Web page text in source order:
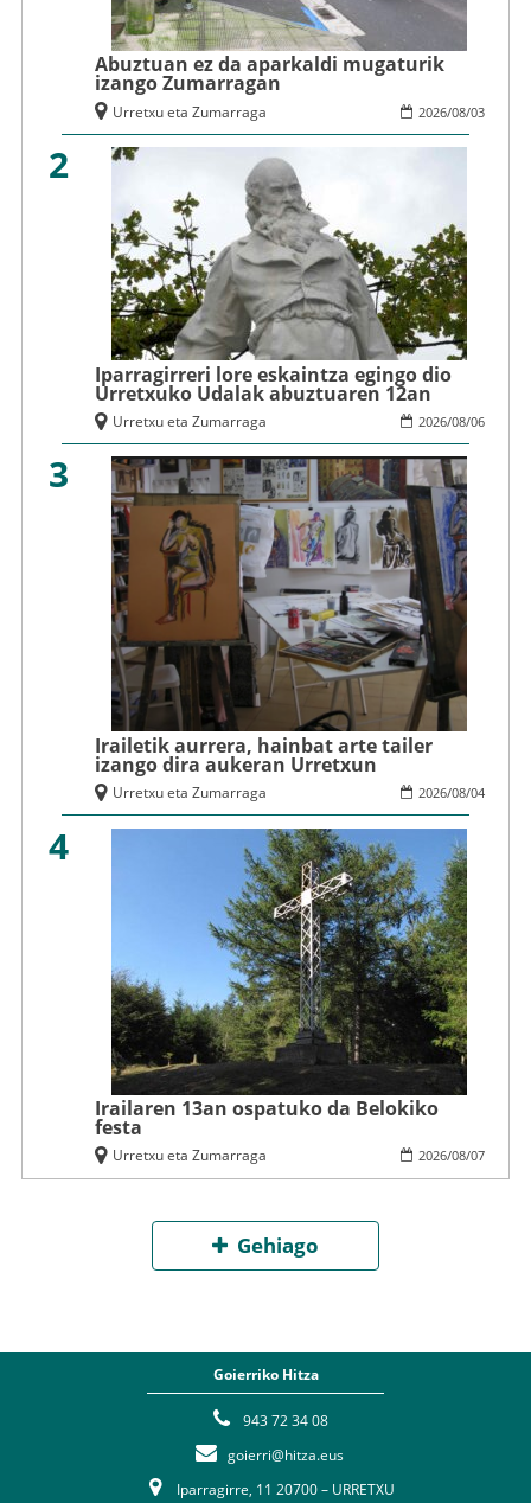
Abuztuan ez da aparkaldi mugaturik
izango Zumarragan
2026/08/03
Urretxu eta Zumarraga
2
Iparragirreri lore eskaintza egingo dio
Urretxuko Udalak abuztuaren 12an
2026/08/06
Urretxu eta Zumarraga
3
Irailetik aurrera, hainbat arte tailer
izango dira aukeran Urretxun
2026/08/04
Urretxu eta Zumarraga
4
Irailaren 13an ospatuko da Belokiko
festa
2026/08/07
Urretxu eta Zumarraga
Gehiago
Goierriko Hitza
943 72 34 08
goierri@hitza.eus
Iparragirre, 11 20700 – URRETXU